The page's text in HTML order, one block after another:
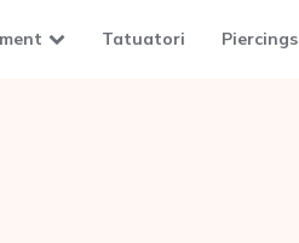
Tatuatori Piercings